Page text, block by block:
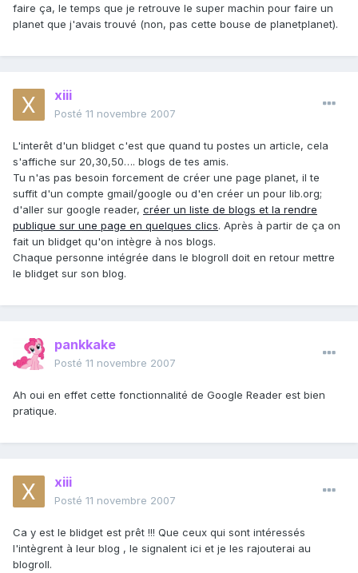
faire ça, le temps que je retrouve le super machin pour faire un
planet que j'avais trouvé (non, pas cette bouse de planetplanet).
xiii
Posté 11 novembre 2007
L'interêt d'un blidget c'est que quand tu postes un article, cela
s'affiche sur 20,30,50…. blogs de tes amis.
Tu n'as pas besoin forcement de créer une page planet, il te
suffit d'un compte gmail/google ou d'en créer un pour lib.org;
d'aller sur google reader, créer un liste de blogs et la rendre
publique sur une page en quelques clics. Après à partir de ça on
fait un blidget qu'on intègre à nos blogs.
Chaque personne intégrée dans le blogroll doit en retour mettre
le blidget sur son blog.
pankkake
Posté 11 novembre 2007
Ah oui en effet cette fonctionnalité de Google Reader est bien
pratique.
xiii
Posté 11 novembre 2007
Ca y est le blidget est prêt !!! Que ceux qui sont intéressés
l'intègrent à leur blog , le signalent ici et je les rajouterai au
blogroll.